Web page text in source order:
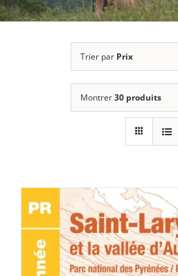
Trier par Prix
Montrer30 produits